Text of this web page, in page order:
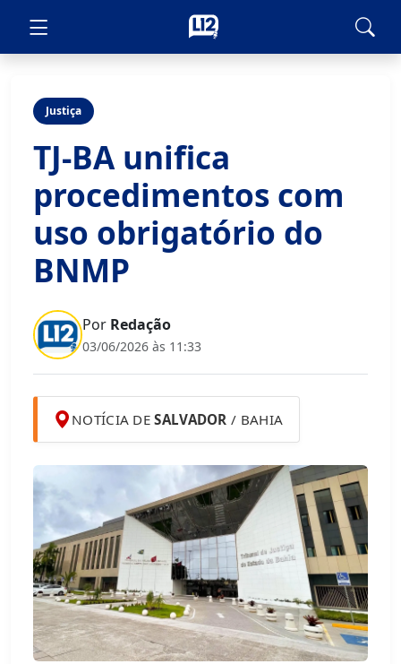
Justiça
TJ-BA unifica
procedimentos com
uso obrigatório do
BNMP
Por Redação
03/06/2026 às 11:33
NOTÍCIA DESALVADOR / BAHIA